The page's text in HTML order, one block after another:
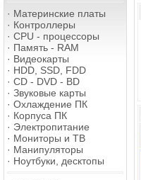
· Материнские платы
· Контроллеры
· CPU - процессоры
· Память - RAM
· Видеокарты
· HDD, SSD, FDD
· CD - DVD - BD
· Звуковые карты
· Охлаждение ПК
· Корпуса ПК
· Электропитание
· Мониторы и ТВ
· Манипуляторы
· Ноутбуки, десктопы